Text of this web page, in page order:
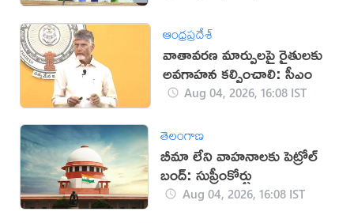
ఆంధ్రప్రదేశ్
వాతావరణ మార్పులపై రైతులకు
అవగాహన కల్పించాలి: సీఎం
Aug 04, 2026, 16:08 IST
తెలంగాణ
బీమా లేని వాహనాలకు పెట్రోల్
బంద్: సుప్రీంకోర్టు
Aug 04, 2026, 16:08 IST